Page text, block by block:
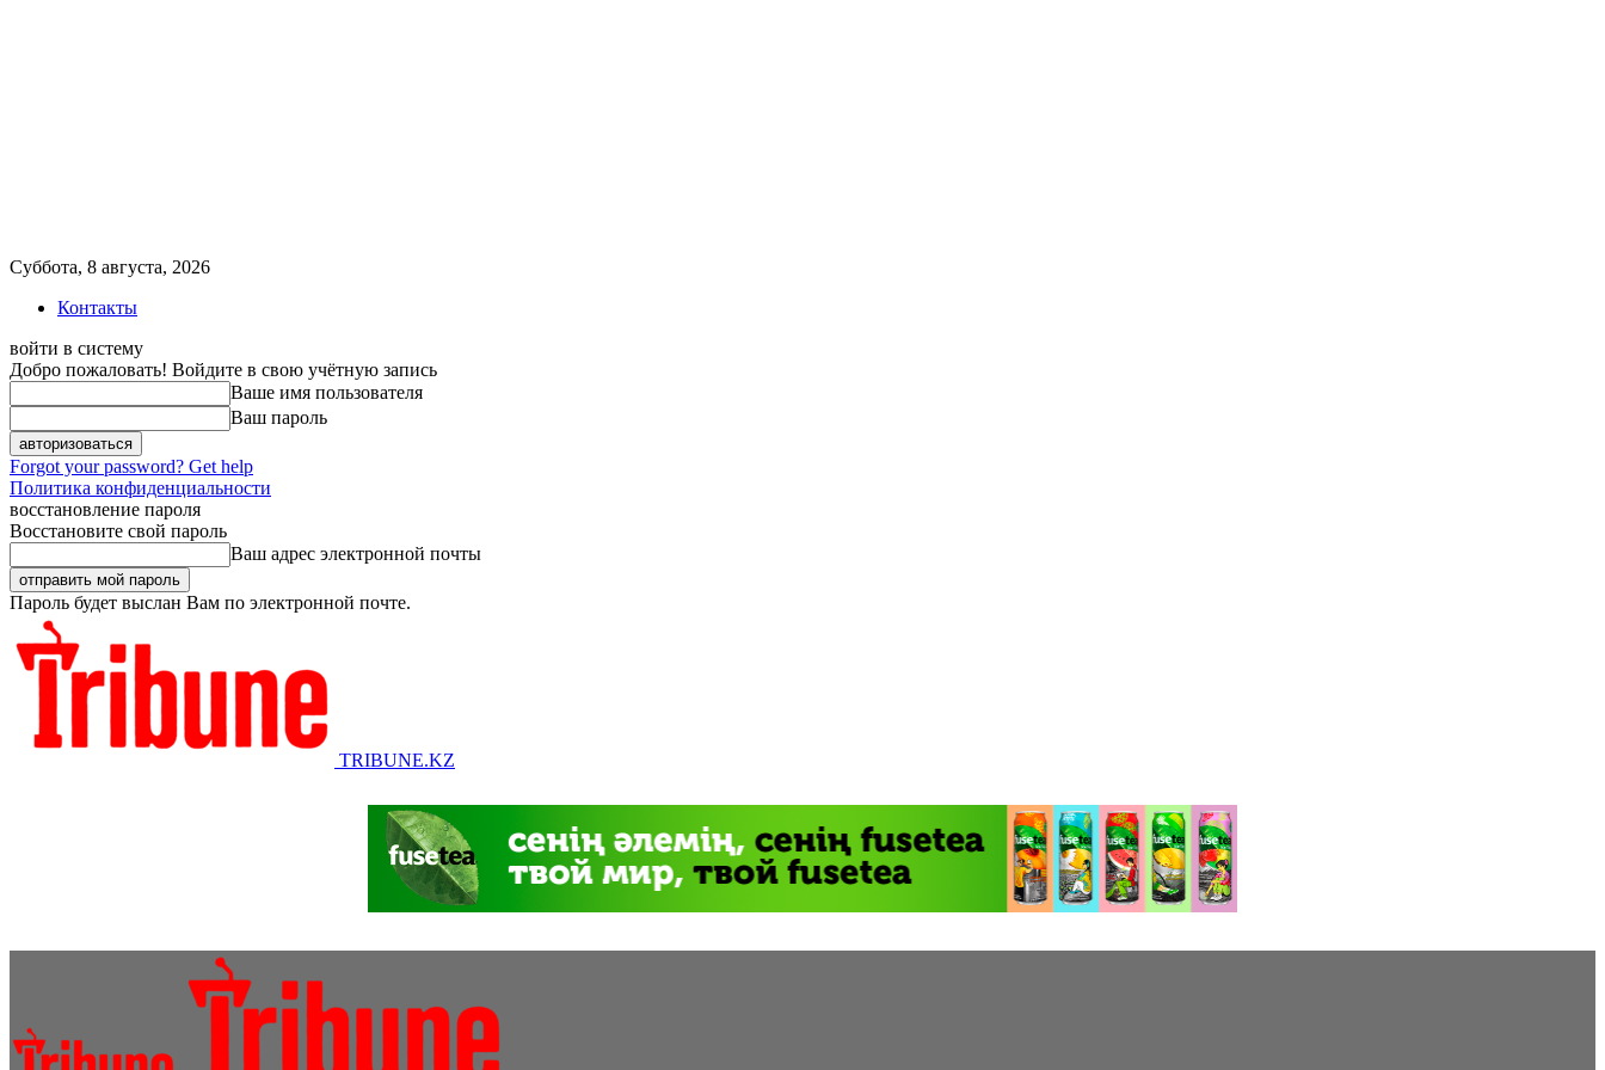
Суббота, 8 августа, 2026
Контакты
войти в систему
Добро пожаловать! Войдите в свою учётную запись
Ваше имя пользователя
Ваш пароль
Forgot your password? Get help
Политика конфиденциальности
восстановление пароля
Восстановите свой пароль
Ваш адрес электронной почты
Пароль будет выслан Вам по электронной почте.
TRIBUNE.KZ